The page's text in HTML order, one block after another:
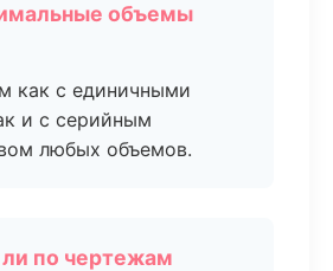
объемы
как с единичными
и с серийным
любых объемов.
ли по чертежам